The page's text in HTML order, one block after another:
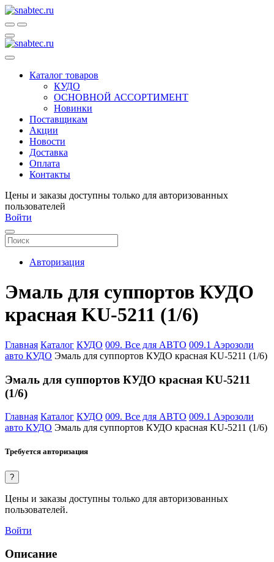
Каталог товаров
КУДО
ОСНОВНОЙ АССОРТИМЕНТ
Новинки
Поставщикам
Акции
Новости
Доставка
Оплата
Контакты
Цены и заказы доступны только для авторизованных
пользователей
Войти
Авторизация
Эмаль для суппортов КУДО
красная KU-5211 (1/6)
Главная Каталог КУДО 009. Все для АВТО 009.1 Аэрозоли
авто КУДО Эмаль для суппортов КУДО красная KU-5211 (1/6)
Эмаль для суппортов КУДО красная KU-5211
(1/6)
Главная Каталог КУДО 009. Все для АВТО 009.1 Аэрозоли
авто КУДО Эмаль для суппортов КУДО красная KU-5211 (1/6)
Требуется авторизация
?
Цены и заказы доступны только для авторизованных
пользователей.
Войти
Описание